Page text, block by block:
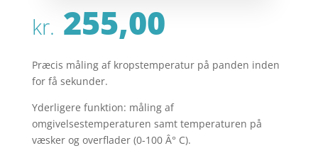
kr. 255,00
Præcis måling af kropstemperatur på panden inden
for få sekunder.
Yderligere funktion: måling af
omgivelsestemperaturen samt temperaturen på
væsker og overflader (0-100 Â° C).